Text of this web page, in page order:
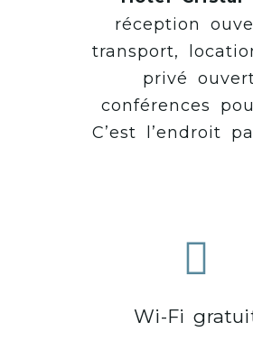
réception
transport,
privé
conférences
C’est l’endroit
Wi-Fi